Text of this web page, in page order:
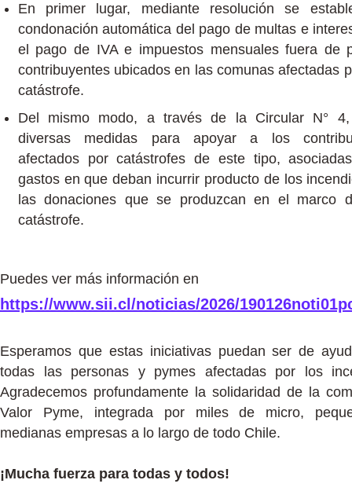
En primer lugar, mediante resolución se
condonación automática del pago de multas e
el pago de IVA e impuestos mensuales fuera de
contribuyentes ubicados en las comunas afectadas
catástrofe.
Del mismo modo, a través de la Circular N°
diversas medidas para apoyar a los
afectados por catástrofes de este tipo,
gastos en que deban incurrir producto de los
las donaciones que se produzcan en el marco
catástrofe.
Puedes ver más información en
https://www.sii.cl/noticias/2026/
Esperamos que estas iniciativas puedan ser de
todas las personas y pymes afectadas por los
Agradecemos profundamente la solidaridad de la
Valor Pyme, integrada por miles de micro,
medianas empresas a lo largo de todo Chile.
¡Mucha fuerza para todas y todos!